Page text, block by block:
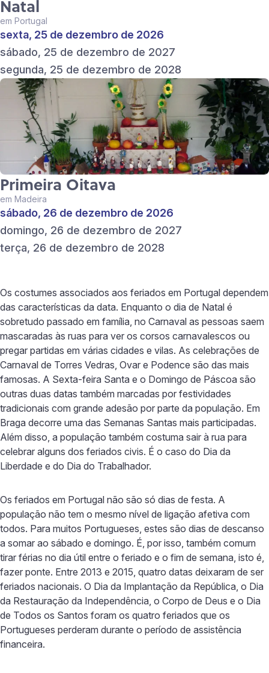
Natal
em Portugal
sexta, 25 de dezembro de 2026
sábado, 25 de dezembro de 2027
segunda, 25 de dezembro de 2028
Primeira Oitava
em Madeira
sábado, 26 de dezembro de 2026
domingo, 26 de dezembro de 2027
terça, 26 de dezembro de 2028
Os costumes associados aos feriados em Portugal dependem
das características da data. Enquanto o dia de Natal é
sobretudo passado em família, no Carnaval as pessoas saem
mascaradas às ruas para ver os corsos carnavalescos ou
pregar partidas em várias cidades e vilas. As celebrações de
Carnaval de Torres Vedras, Ovar e Podence são das mais
famosas. A Sexta-feira Santa e o Domingo de Páscoa são
outras duas datas também marcadas por festividades
tradicionais com grande adesão por parte da população. Em
Braga decorre uma das Semanas Santas mais participadas.
Além disso, a população também costuma sair à rua para
celebrar alguns dos feriados civis. É o caso do Dia da
Liberdade e do Dia do Trabalhador.
Os feriados em Portugal não são só dias de festa. A
população não tem o mesmo nível de ligação afetiva com
todos. Para muitos Portugueses, estes são dias de descanso
a somar ao sábado e domingo. É, por isso, também comum
tirar férias no dia útil entre o feriado e o fim de semana, isto é,
fazer ponte. Entre 2013 e 2015, quatro datas deixaram de ser
feriados nacionais. O Dia da Implantação da República, o Dia
da Restauração da Independência, o Corpo de Deus e o Dia
de Todos os Santos foram os quatro feriados que os
Portugueses perderam durante o período de assistência
financeira.